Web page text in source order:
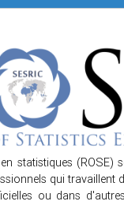
statistiques (ROSE)
qui travaillent
ou dans